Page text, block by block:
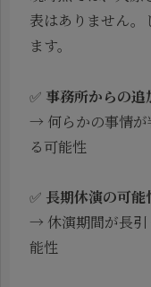
表はありません。
ます。
✅ 事務所からの追
→ 何らかの事情が
る可能性
✅ 長期休演の可能
→ 休演期間が長引
能性